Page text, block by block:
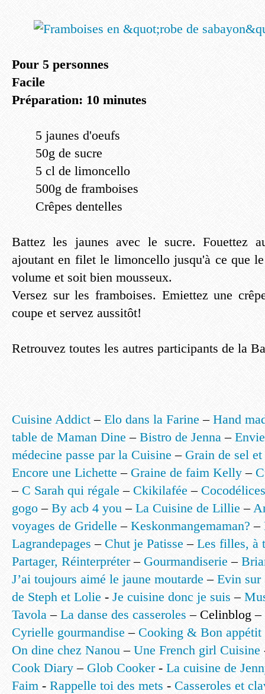
Pour 5 personnes
Facile
Préparation: 10 minutes
5 jaunes d'oeufs
50g de sucre
5 cl de limoncello
500g de framboises
Crêpes dentelles
Battez les jaunes avec le sucre. Fouettez
ajoutant en filet le limoncello jusqu'à ce que
volume et soit bien mousseux.
Versez sur les framboises. Emiettez une
coupe et servez aussitôt!
Retrouvez toutes les autres participants de la
Cuisine Addict – Elo dans la Farine – Hand
table de Maman Dine – Bistro de Jenna –
médecine passe par la Cuisine – Grain de sel
Encore une Lichette – Graine de faim Kelly –
– C Sarah qui régale – Ckikilafée – Cocodélices
gogo – By acb 4 you – La Cuisine de Lillie –
voyages de Gridelle – Keskonmangemaman? –
Lagrandepages – Chut je Patisse – Les filles, à
Partager, Réinterpréter– Gourmandiserie –
J’ai toujours aimé le jaune moutarde – Evin sur
de Steph et Lolie - Je cuisine donc je suis –
Tavola – La danse des casseroles – Celinblog –
Cyrielle gourmandise – Cooking & Bon appétit
On dine chez Nanou – Une French girl Cuisine
Cook Diary – Glob Cooker - La cuisine de
Faim - Rappelle toi des mets - Casseroles et